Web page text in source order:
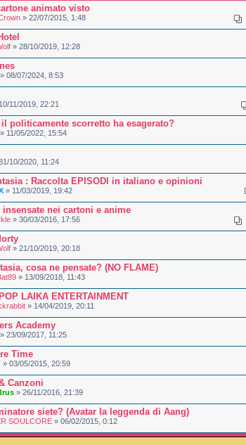
animato visto
» 22/07/2015, 1:48
» 28/10/2019, 12:28
» 08/07/2024, 8:53
11/2019, 22:21
politicamente scorretto ha esagerato?
» 11/05/2022, 15:54
10/2020, 11:24
: Raccolta EPISODI in italiano e opinioni
» 11/03/2019, 19:42
insensate nei cartoni e anime
» 30/03/2016, 17:56
» 21/10/2019, 20:18
cosa ne pensate? (NO FLAME)
» 13/09/2018, 11:43
LAIKA ENTERTAINMENT
» 14/04/2019, 20:11
Academy
» 23/09/2017, 11:25
Time
» 03/05/2015, 20:59
Canzoni
» 26/11/2016, 21:39
siete? (Avatar la leggenda di Aang)
SOULCORE » 06/02/2015, 0:12